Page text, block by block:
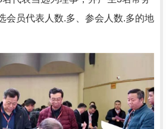
会员代表人数.多、参会人数.多的地